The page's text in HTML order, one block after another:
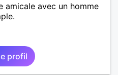
amicale avec un homme
profil